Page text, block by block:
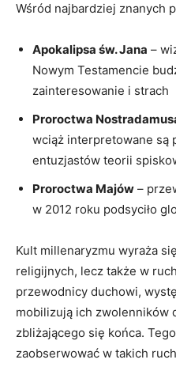
Wśród najbardziej znanych
Apokalipsa św. Jana –
Nowym Testamencie
zainteresowanie i strach
Proroctwa⁢
wciąż⁢ interpretowane‍ są
entuzjastów teorii
Proroctwa Majów ⁤–
w 2012 roku podsyciło
Kult ⁤millenaryzmu wyraża
religijnych, lecz także ⁤w
przewodnicy duchowi,
mobilizują⁣ ich zwolenników⁢
zbliżającego się końca.
zaobserwować w takich